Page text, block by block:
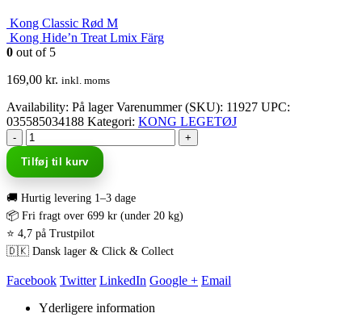
Kong Classic Rød M
Kong Hide’n Treat Lmix Färg
0 out of 5
169,00 kr. inkl. moms
Availability: På lager Varenummer (SKU): 11927 UPC:
035585034188 Kategori: KONG LEGETØJ
-
+
Tilføj til kurv
🚚 Hurtig levering 1–3 dage
📦 Fri fragt over 699 kr (under 20 kg)
⭐ 4,7 på Trustpilot
🇩🇰 Dansk lager & Click & Collect
Facebook Twitter LinkedIn Google + Email
Yderligere information